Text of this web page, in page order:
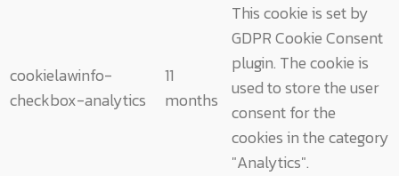
cookielawinfo-
checkbox-analytics
11
months
This cookie is set by
GDPR Cookie Consent
plugin. The cookie is
used to store the user
consent for the
cookies in the category
"Analytics".